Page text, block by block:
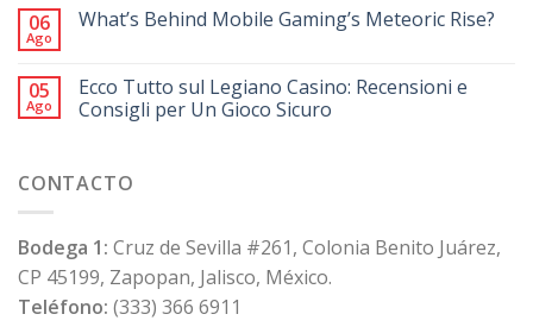
06
Ago
What’s Behind Mobile Gaming’s Meteoric Rise?
05
Ago
Ecco Tutto sul Legiano Casino: Recensioni e
Consigli per Un Gioco Sicuro
CONTACTO
Bodega 1: Cruz de Sevilla #261, Colonia Benito Juárez,
CP 45199, Zapopan, Jalisco, México.
Teléfono: (333) 366 6911